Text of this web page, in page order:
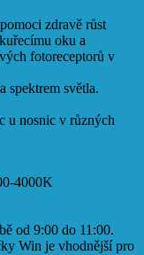
zdravě růst
oku a
fotoreceptorů v
spektrem světla.
u nosnic v různých
4000K
od 9:00 do 11:00.
Win je vhodnější pro